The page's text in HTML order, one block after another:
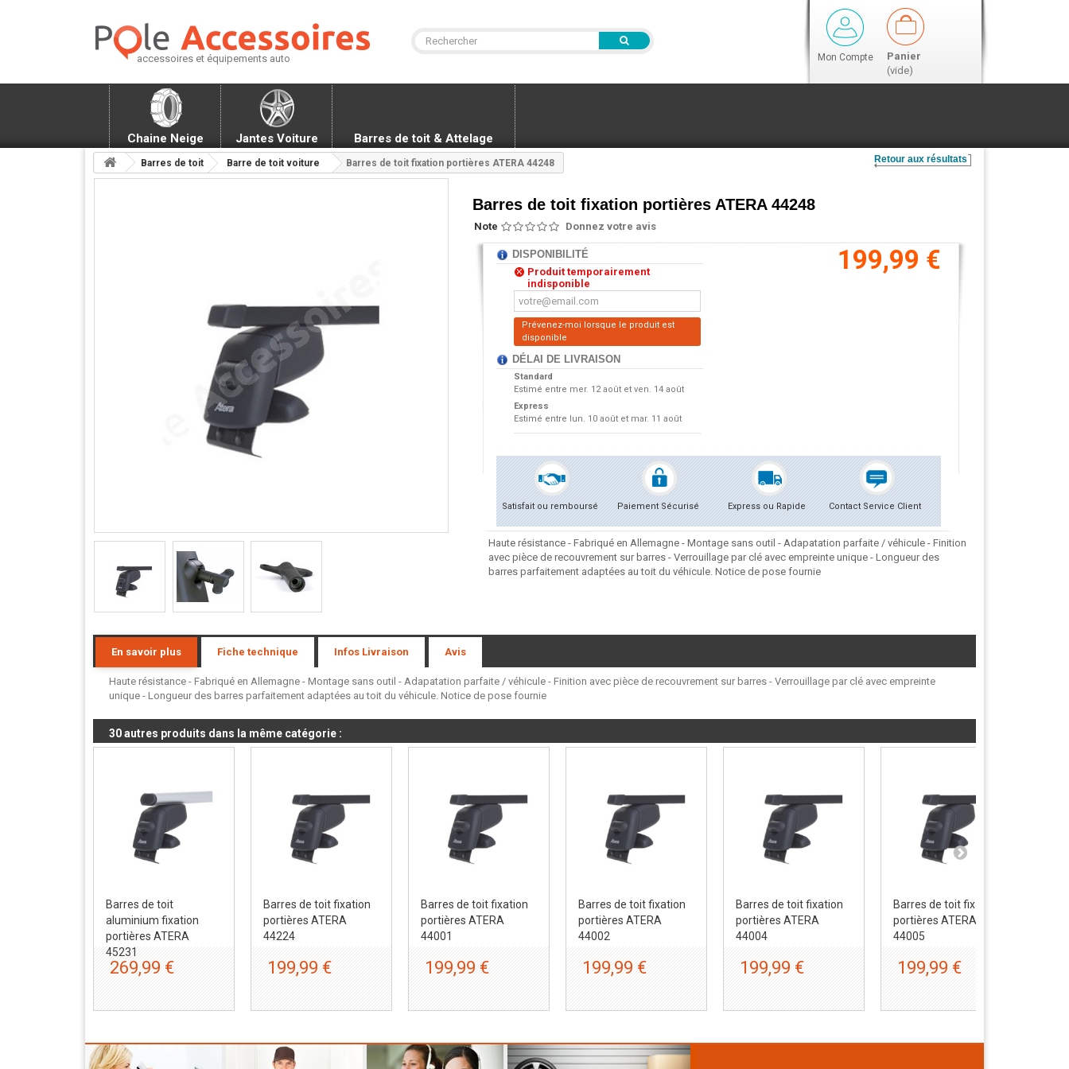
accessoires et équipements auto Mon Compte
Panier
(vide)
Chaine Neige Jantes Voiture Barres de toit & Attelage
Barres de toit Barre de toit voiture Barres de toit fixation portières ATERA 44248 Retour aux résultats
Barres de toit fixation portières ATERA 44248
Note Donnez votre avis
DISPONIBILITÉ
Produit temporairement
indisponible
Prévenez-moi lorsque le produit est
disponible
DÉLAI DE LIVRAISON
Standard
Estimé entre mer. 12 août et ven. 14 août
Express
Estimé entre lun. 10 août et mar. 11 août
199,99 €
Satisfait ou remboursé Paiement Sécurisé Express ou Rapide Contact Service Client
Haute résistance - Fabriqué en Allemagne - Montage sans outil - Adapatation parfaite / véhicule - Finition
avec pièce de recouvrement sur barres - Verrouillage par clé avec empreinte unique - Longueur des
barres parfaitement adaptées au toit du véhicule. Notice de pose fournie
En savoir plus Fiche technique Infos Livraison Avis
Haute résistance - Fabriqué en Allemagne - Montage sans outil - Adapatation parfaite / véhicule - Finition avec pièce de recouvrement sur barres - Verrouillage par clé avec empreinte
unique - Longueur des barres parfaitement adaptées au toit du véhicule. Notice de pose fournie
30 autres produits dans la même catégorie :
Barres de toit
aluminium fixation
portières ATERA
45231
269,99 €
Barres de toit fixation
portières ATERA
44224
199,99 €
Barres de toit fixation
portières ATERA
44001
199,99 €
Barres de toit fixation
portières ATERA
44002
199,99 €
Barres de toit fixation
portières ATERA
44004
199,99 €
Barres de toit fixation
portières ATERA
44005
199,99 €